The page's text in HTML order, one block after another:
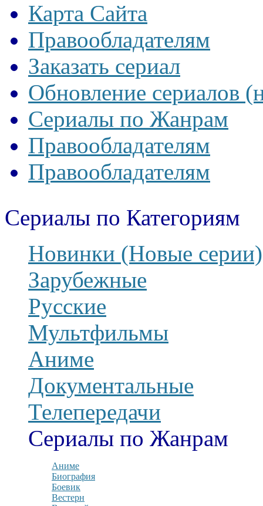
Карта Сайта
Правообладателям
Заказать сериал
Обновление сериалов
Сериалы по Жанрам
Правообладателям
Правообладателям
Сериалы по Категориям
Новинки (Новые серии)
Зарубежные
Русские
Мультфильмы
Аниме
Документальные
Телепередачи
Сериалы по Жанрам
Аниме
Биография
Боевик
Вестерн